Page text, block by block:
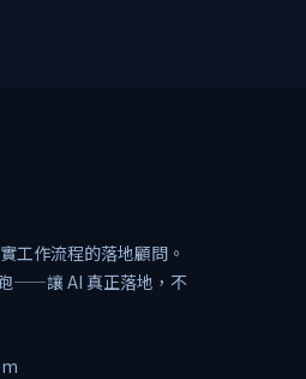
工作流程的落地顧問。
——讓 AI 真正落地，不